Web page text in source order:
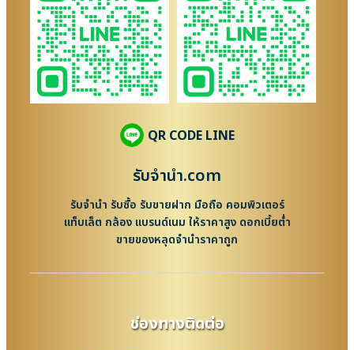
QR CODE LINE
รับจํานํา.com
รับจำนำ รับซื้อ รับขายฝาก มือถือ คอมพิวเตอร์
แท็บเล็ต กล้อง แบรนด์เนม ให้ราคาสูง ดอกเบี้ยต่ำ
ขายของหลุดจำนำราคาถูก
ช่องทางติดต่อ